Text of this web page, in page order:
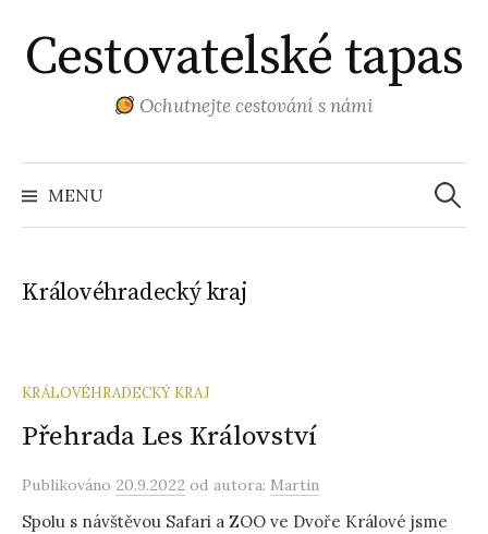
k
obsahu
Cestovatelské tapas
Ochutnejte cestování s námi
MENU
Královéhradecký kraj
KRÁLOVÉHRADECKÝ KRAJ
Přehrada Les Království
Publikováno 20.9.2022 od autora: Martin
Spolu s návštěvou Safari a ZOO ve Dvoře Králové jsme